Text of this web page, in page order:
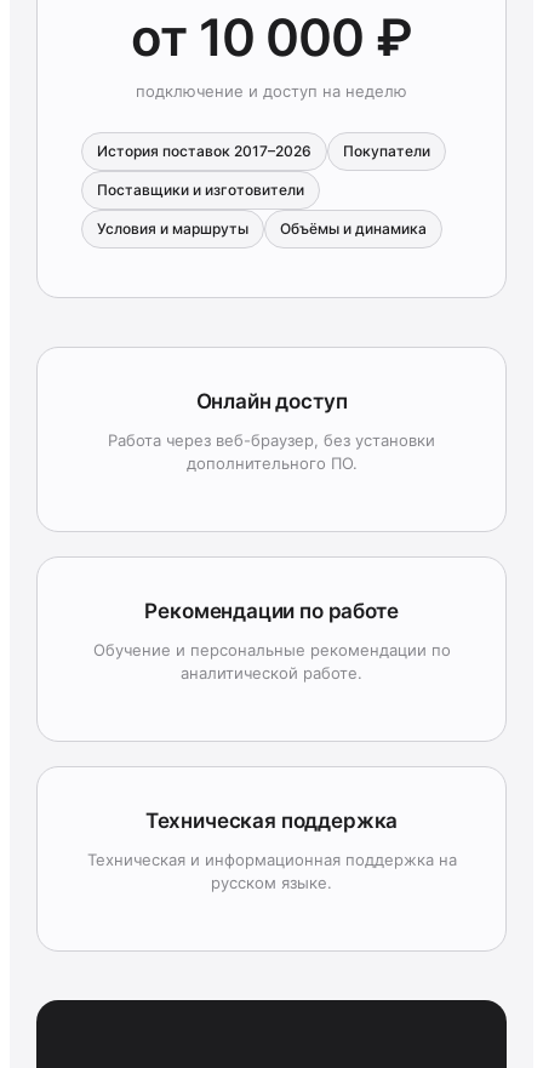
от 10 000 ₽
подключение и доступ на неделю
История поставок 2017–2026 Покупатели
Поставщики и изготовители
Условия и маршруты Объёмы и динамика
Онлайн доступ
Работа через веб-браузер, без установки
дополнительного ПО.
Рекомендации по работе
Обучение и персональные рекомендации по
аналитической работе.
Техническая поддержка
Техническая и информационная поддержка на
русском языке.